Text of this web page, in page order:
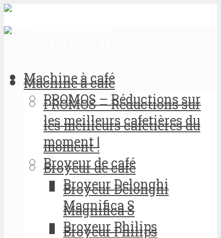
Machine à café
PROMOS – Réductions sur
les meilleurs cafetières du
moment !
Broyeur de café
Broyeur Delonghi
Magnifica S
Broyeur Philips
Machine à café
PROMOS – Réductions sur
les meilleurs cafetières du
moment !
Broyeur de café
Broyeur Delonghi
Magnifica S
Broyeur Philips